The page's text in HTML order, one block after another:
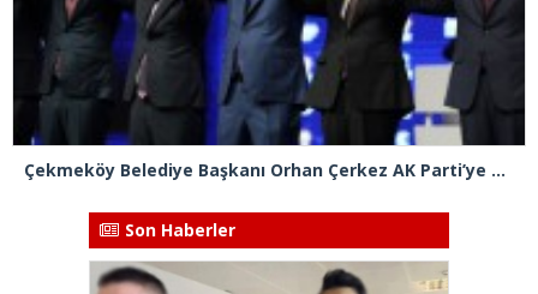
Çekmeköy Belediye Başkanı Orhan Çerkez AK Parti’ye katıldı
Son Haberler